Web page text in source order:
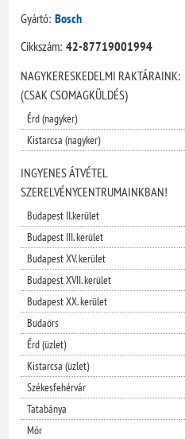
Gyártó: Bosch
Cikkszám: 42-87719001994
NAGYKERESKEDELMI RAKTÁRAINK:
(CSAK CSOMAGKÜLDÉS)
Érd (nagyker)
Kistarcsa (nagyker)
INGYENES ÁTVÉTEL
SZERELVÉNYCENTRUMAINKBAN!
Budapest II.kerület
Budapest III. kerület
Budapest XV. kerület
Budapest XVII. kerület
Budapest XX. kerület
Budaörs
Érd (üzlet)
Kistarcsa (üzlet)
Székesfehérvár
Tatabánya
Mór